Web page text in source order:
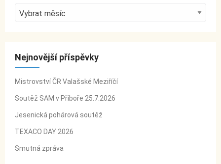
r
v
y
Nejnovější příspěvky
Mistrovství ČR Valašské Meziříčí
Soutěž SAM v Příboře 25.7.2026
Jesenická pohárová soutěž
TEXACO DAY 2026
Smutná zpráva